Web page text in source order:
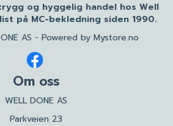
og hyggelig handel hos Well
på MC-bekledning siden 1990.
AS - Powered by Mystore.no
Om oss
WELL DONE AS
Parkveien 23